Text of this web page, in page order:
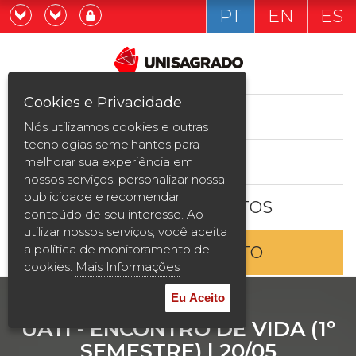
Graduação
Pós-graduação e MBA
Curta Duração
Vestibular
2ª Graduação
Transferência
Reingresso
Já sou estudande
Quero ser estudante
PT EN ES
ESTUDE AQUI
BOLSAS E DESCONTOS
ENTRE EM CONTATO
UATI - ENCONTRO DE VIDA (1º
Cookies e Privacidade
Nós utilizamos cookies e outras
tecnologias semelhantes para
melhorar sua experiência em
nossos serviços, personalizar nossa
publicidade e recomendar
conteúdo de seu interesse. Ao
utilizar nossos serviços, você aceita
a política de monitoramento de
cookies. Mais Informações
Eu Aceito